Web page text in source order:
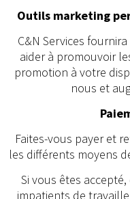
Outils marketing
C&N Services
aider à promouvoir
promotion à votre
nous et
Faites-vous payer et
les différents moyens
Si vous êtes
impatients de